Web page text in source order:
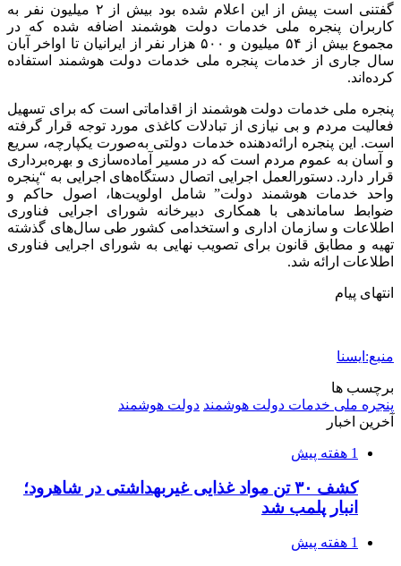
گفتنی است پیش از این اعلام شده بود بیش از ۲ میلیون نفر به
کاربران پنجره ملی خدمات دولت هوشمند اضافه شده که در
مجموع بیش از ۵۴ میلیون و ۵۰۰ هزار نفر از ایرانیان تا اواخر آبان
سال جاری از خدمات پنجره ملی خدمات دولت هوشمند استفاده
کرده‌اند.
پنجره ملی خدمات دولت هوشمند از اقداماتی است که برای تسهیل
فعالیت مردم و بی نیازی از تبادلات کاغذی مورد توجه قرار گرفته
است. این پنجره ارائه‌دهنده خدمات دولتی به‌صورت یکپارچه، سریع
و آسان به عموم مردم است که در مسیر آماده‌سازی و بهره‌برداری
قرار دارد. دستورالعمل اجرایی اتصال دستگاه‌های اجرایی به “پنجره
واحد خدمات هوشمند دولت” شامل اولویت‌ها، اصول حاکم و
ضوابط ساماندهی با همکاری دبیرخانه شورای اجرایی فناوری
اطلاعات و سازمان اداری و استخدامی کشور طی سال‌های گذشته
تهیه و مطابق قانون برای تصویب نهایی به شورای اجرایی فناوری
اطلاعات ارائه شد.
انتهای پیام
منبع:ایسنا
برچسب ها
پنجره ملی خدمات دولت هوشمند دولت هوشمند
آخرین اخبار
1 هفته پیش
کشف ۳۰ تن مواد غذایی غیربهداشتی در شاهرود؛
انبار پلمب شد
1 هفته پیش